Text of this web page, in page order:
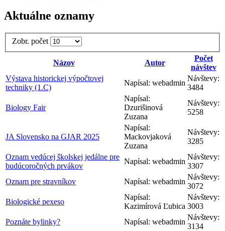
Aktuálne oznamy
Zobr. počet
Názov Autor
Počet
návštev
Výstava historickej výpočtovej
techniky (1.C)
Napísal: webadmin
Návštevy:
3484
Biology Fair
Napísal:
Dzurišinová
Zuzana
Návštevy:
5258
JA Slovensko na GJAR 2025
Napísal:
Mackovjaková
Zuzana
Návštevy:
3285
Oznam vedúcej školskej jedálne pre
budúcoročných prvákov
Napísal: webadmin
Návštevy:
3307
Oznam pre stravníkov
Napísal: webadmin
Návštevy:
3072
Biologické pexeso
Napísal:
Kazimírová Ľubica
Návštevy:
3003
Poznáte bylinky?
Napísal: webadmin
Návštevy:
3134